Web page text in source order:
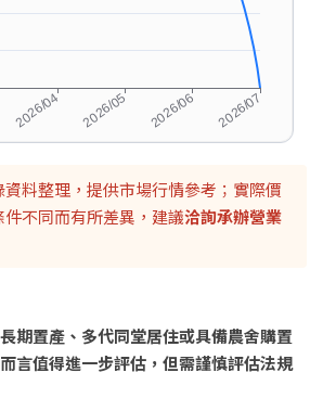
料整理，提供市場行情參考；實際價
不同而有所差異，建議洽詢承辦營業
期置產、多代同堂居住或具備農舍購置
言值得進一步評估，但需謹慎評估法規